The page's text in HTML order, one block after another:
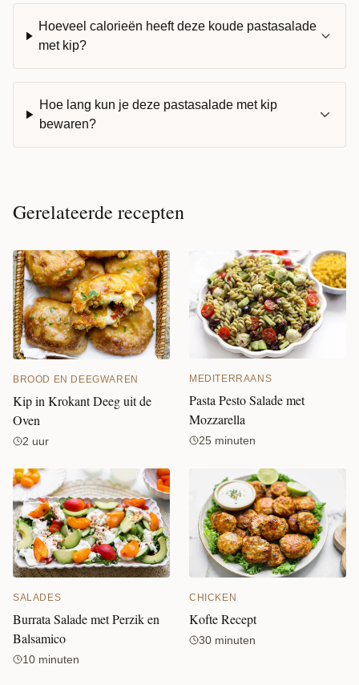
Hoeveel calorieën heeft deze koude pastasalade
met kip?
Hoe lang kun je deze pastasalade met kip
bewaren?
Gerelateerde recepten
BROOD EN DEEGWAREN
Kip in Krokant Deeg uit de
Oven
2 uur
MEDITERRAANS
Pasta Pesto Salade met
Mozzarella
25 minuten
SALADES
Burrata Salade met Perzik en
Balsamico
10 minuten
CHICKEN
Kofte Recept
30 minuten